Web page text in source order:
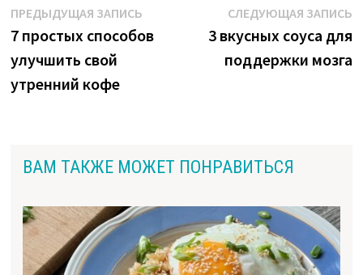
Навигация
по
записям
ПРЕДЫДУЩАЯ ЗАПИСЬПредыдущая
запись:
7 простых способов
улучшить свой
утренний кофе
СЛЕДУЮЩАЯ ЗАПИСЬ
3 вкусных соуса для
поддержки мозга
ВАМ ТАКЖЕ МОЖЕТ ПОНРАВИТЬСЯ